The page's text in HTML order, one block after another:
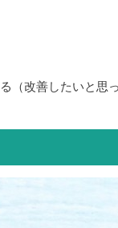
（改善したいと思